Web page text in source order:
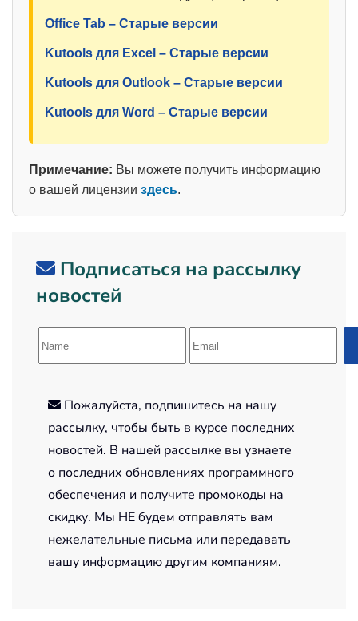
Office Tab – Старые версии
Kutools для Excel – Старые версии
Kutools для Outlook – Старые версии
Kutools для Word – Старые версии
Примечание: Вы можете получить информацию
о вашей лицензии здесь.
Подписаться на рассылку
новостей
Пожалуйста, подпишитесь на нашу
рассылку, чтобы быть в курсе последних
новостей. В нашей рассылке вы узнаете
о последних обновлениях программного
обеспечения и получите промокоды на
скидку. Мы НЕ будем отправлять вам
нежелательные письма или передавать
вашу информацию другим компаниям.